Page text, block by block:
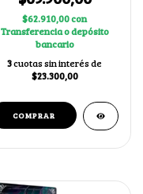
$62.910,00con
Transferencia o depósito
bancario
3cuotas sin interés de
$23.300,00